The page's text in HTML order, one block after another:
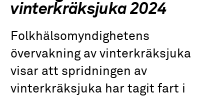
vinterkräksjuka 2024
Folkhälsomyndighetens
övervakning av vinterkräksjuka
visar att spridningen av
vinterkräksjuka har tagit fart i